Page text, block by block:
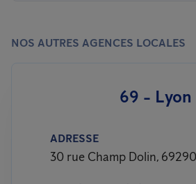
NOS AUTRES AGENCES LOCALES
69 - Lyon
ADRESSE
30 rue Champ Dolin,